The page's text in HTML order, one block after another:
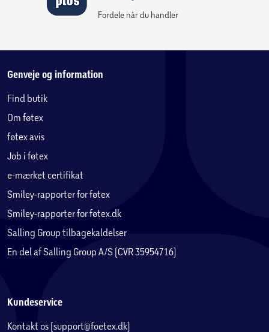
på din adresse med fragtbil.
Legetårnets mål
cm
Areal ekskl. sikkerhedsareal gyngemodul: B:220 x D:235 x H:
215 cm
cm
Areal inkl. sikkerhedsareal: Der skal være et sikkerhedsareal
på minimum 200 cm. til alle sider.
Stolper: 68 x 68 + 88 x 88 mm
Reglar: 34 x 58 mm
Brædder: 16 x 95 mm
Fordele når du handler
Genveje og information
Find butik
Om føtex
føtex avis
Job i føtex
e-mærket certifikat
Smiley-rapporter for føtex
Smiley-rapporter for føtex.dk
Salling Group tilbagekaldelser
En del af Salling Group A/S (CVR 35954716)
Kundeservice
Kontakt os (support@foetex.dk)